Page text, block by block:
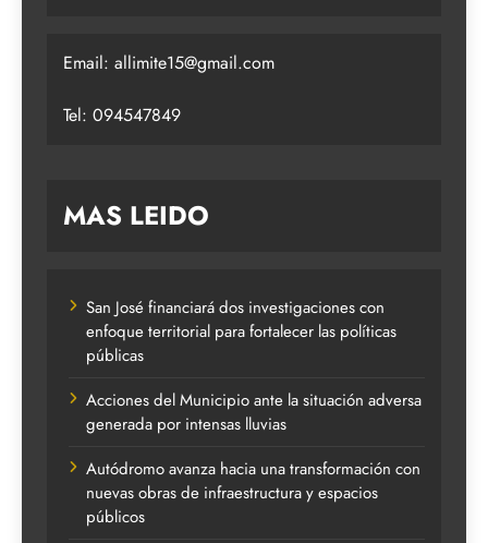
Email: allimite15@gmail.com
Tel: 094547849
MAS LEIDO
San José financiará dos investigaciones con
enfoque territorial para fortalecer las políticas
públicas
Acciones del Municipio ante la situación adversa
generada por intensas lluvias
Autódromo avanza hacia una transformación con
nuevas obras de infraestructura y espacios
públicos